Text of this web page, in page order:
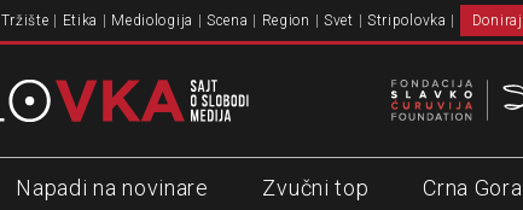
Tržište Etika Mediologija Scena Region Svet Stripolovka Doniraj
Napadi na novinare Zvučni top Crna Gora